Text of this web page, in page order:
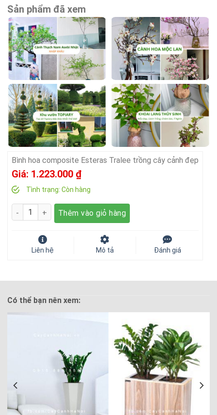
Sản phẩm đã xem
Bình hoa composite Esteras Tralee trồng cây cảnh đẹp
Giá: 1.223.000 ₫
Tình trạng: Còn hàng
Số lượng Thêm vào giỏ hàng
Liên hệ Mô tả Đánh giá
Có thể bạn nên xem: